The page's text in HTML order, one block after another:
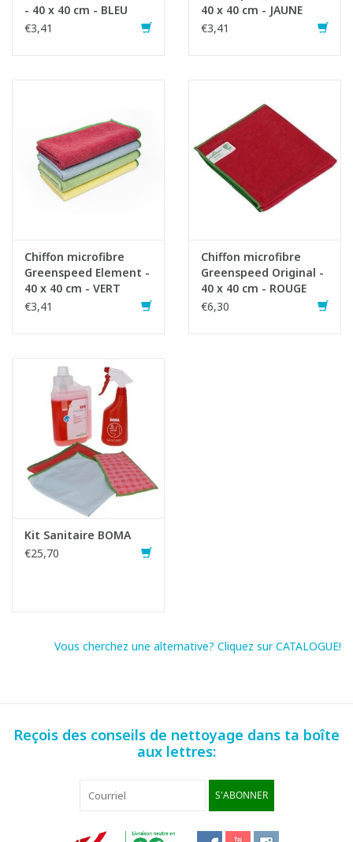
2. Utilisé à sec, c''est un plumeau idéal. Lorsqu''il est légèrement
humide, il élimine facilement la poussière et la saleté, même
sans détergent.
Pour une utilisation légèrement humide : vaporiser une zone à
l''aide d''un vaporisateur ou d''un pré-imprégnateur. Pour 15
détergent). Placez les autres chiffons dans le seau et ajoutez à
nouveau 250 ml d''eau. Les chiffons sont maintenant humides
pour une utilisation optimale.
5. Nous recommandons de laver les chiffons à 60° C avec un
détergent pour tissus colorés tel que le détergent Greenspeed.
Des températures de lavage plus basses contribuent à la
protection de l''environnement.
Fiche produit
- 40 x 40 cm - BLEU
€3,41
40 x 40 cm - JAUNE
€3,41
Chiffon microfibre
Greenspeed Element -
40 x 40 cm - VERT
€3,41
Chiffon microfibre
Greenspeed Original -
40 x 40 cm - ROUGE
€6,30
Kit Sanitaire BOMA
€25,70
Vous cherchez une alternative? Cliquez sur CATALOGUE!
Reçois des conseils de nettoyage dans ta boîte
aux lettres:
S'ABONNER